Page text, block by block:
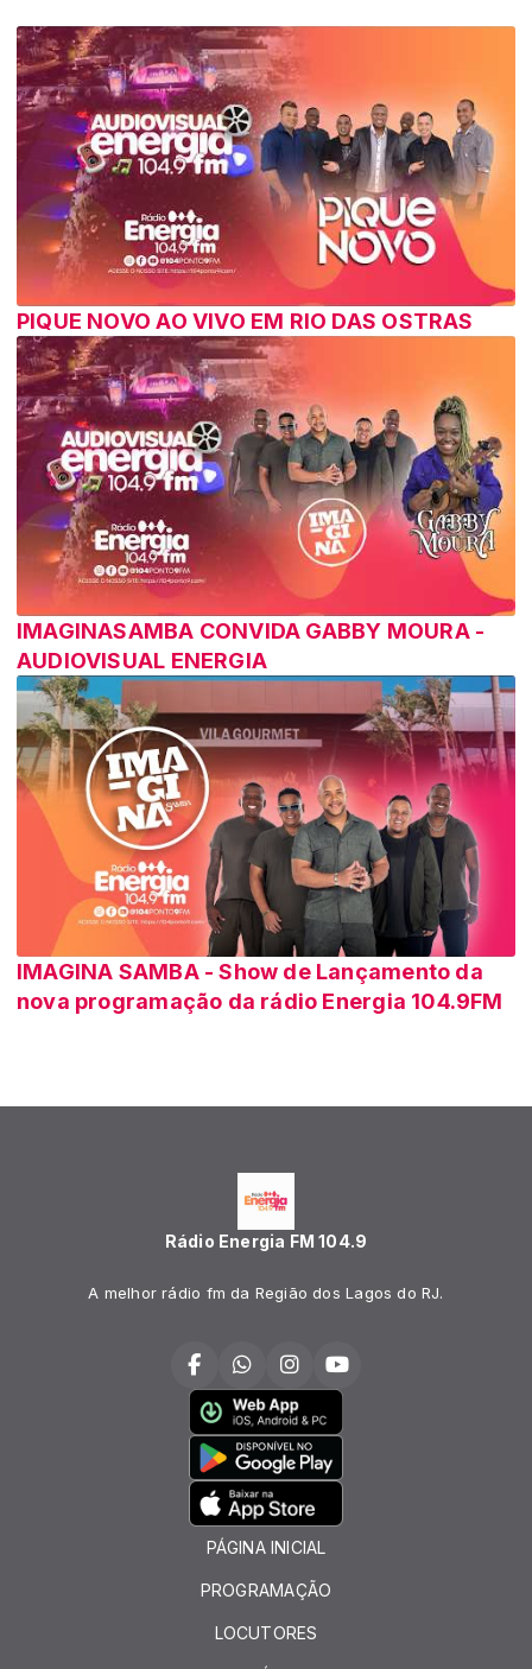
PIQUE NOVO AO VIVO EM RIO DAS OSTRAS
IMAGINASAMBA CONVIDA GABBY MOURA -
AUDIOVISUAL ENERGIA
IMAGINA SAMBA - Show de Lançamento da
nova programação da rádio Energia 104.9FM
Rádio Energia FM 104.9
A melhor rádio fm da Região dos Lagos do RJ.
PÁGINA INICIAL
PROGRAMAÇÃO
LOCUTORES